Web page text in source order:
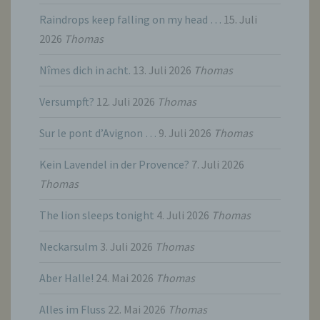
Raindrops keep falling on my head … 15. Juli
2026 Thomas
Nîmes dich in acht. 13. Juli 2026 Thomas
Versumpft? 12. Juli 2026 Thomas
Sur le pont d’Avignon … 9. Juli 2026 Thomas
Kein Lavendel in der Provence? 7. Juli 2026
Thomas
The lion sleeps tonight 4. Juli 2026 Thomas
Neckarsulm 3. Juli 2026 Thomas
Aber Halle! 24. Mai 2026 Thomas
Alles im Fluss 22. Mai 2026 Thomas
Verantwortlichen oder des
personenbezogenen Daten zu verarbeiten.
Person freiwillig für den bestimmten Fall in
abgegebene Willensbekundung in Form
eindeutigen bestätigenden Handlung, mit der
sie mit der Verarbeitung der sie betreffenden
Verantwortlichen